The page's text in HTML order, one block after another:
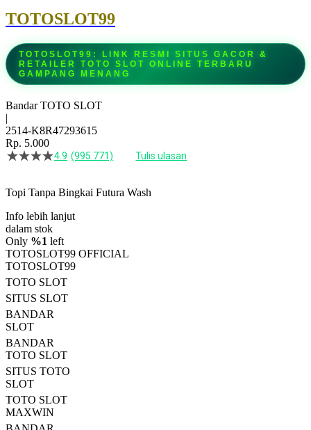
TOTOSLOT99
TOTOSLOT99: LINK RESMI SITUS GACOR &
RETAILER TOTO SLOT ONLINE TERBARU
GAMPANG MENANG
Bandar TOTO SLOT
|
2514-K8R47293615
Rp. 5.000
4.5
bintang,
rating
rata-
rata.
Read
13
Reviews.
Tautan
halaman
yang
sama.
4.9 (995.771) Tulis ulasan
Topi Tanpa Bingkai Futura Wash
Info lebih lanjut
dalam stok
Only %1 left
TOTOSLOT99 OFFICIAL
TOTOSLOT99
TOTO SLOT
SITUS SLOT
BANDAR
SLOT
BANDAR
TOTO SLOT
SITUS TOTO
SLOT
TOTO SLOT
MAXWIN